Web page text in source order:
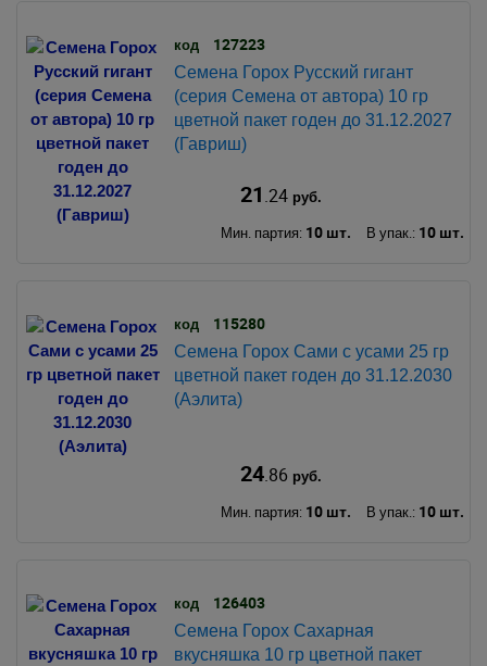
код 127223
Семена Горох Русский гигант
(серия Семена от автора) 10 гр
цветной пакет годен до 31.12.2027
(Гавриш)
21.24руб.
Мин. партия: 10 шт. В упак.: 10 шт.
код 115280
Семена Горох Сами с усами 25 гр
цветной пакет годен до 31.12.2030
(Аэлита)
24.86 руб.
Мин. партия: 10 шт. В упак.: 10 шт.
код 126403
Семена Горох Сахарная
вкусняшка 10 гр цветной пакет